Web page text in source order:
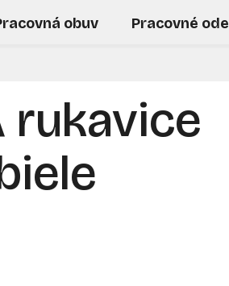
obuv Pracovné
rukavice